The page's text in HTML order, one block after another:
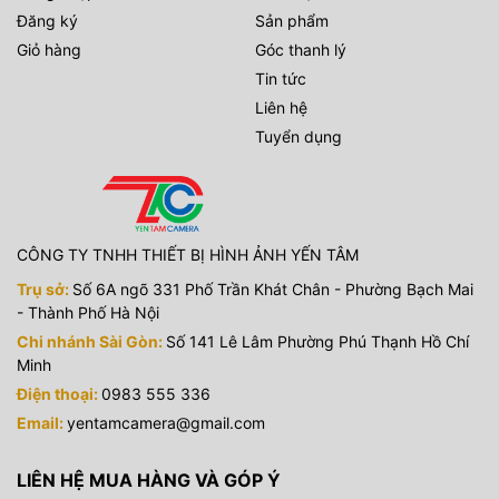
Đăng ký
Giỏ hàng
Sản phẩm
Góc thanh lý
Tin tức
Liên hệ
Tuyển dụng
CÔNG TY TNHH THIẾT BỊ HÌNH ẢNH YẾN TÂM
Trụ sở: Số 6A ngõ 331 Phố Trần Khát Chân - Phường Bạch Mai
- Thành Phố Hà Nội
Chi nhánh Sài Gòn: Số 141 Lê Lâm Phường Phú Thạnh Hồ Chí
Minh
Điện thoại:0983 555 336
Email:yentamcamera@gmail.com
LIÊN HỆ MUA HÀNG VÀ GÓP Ý